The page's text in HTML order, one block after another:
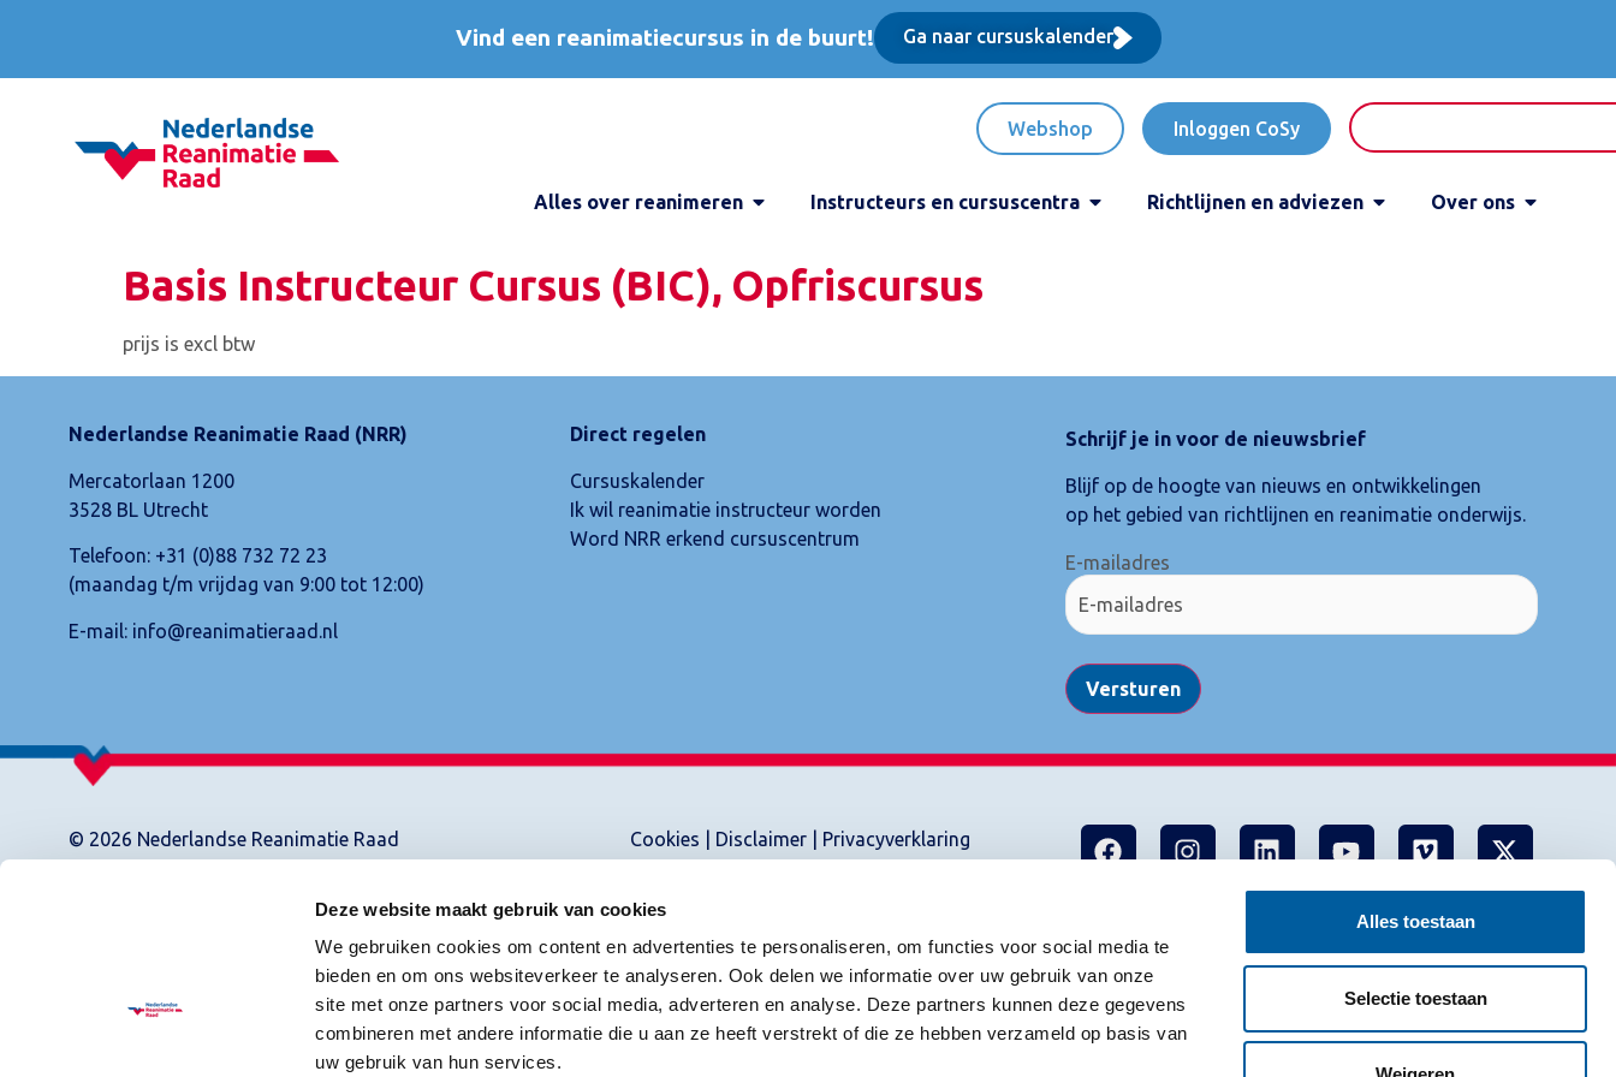
Deze website maakt gebruik van cookies
We gebruiken cookies om content en advertenties te personaliseren, om functies voor social media te
bieden en om ons websiteverkeer te analyseren. Ook delen we informatie over uw gebruik van onze
site met onze partners voor social media, adverteren en analyse. Deze partners kunnen deze gegevens
combineren met andere informatie die u aan ze heeft verstrekt of die ze hebben verzameld op basis van
uw gebruik van hun services.
Alles toestaan
Selectie toestaan
Vind een reanimatiecursus in de buurt! Ga naar cursuskalender
Webshop Inloggen CoSy
Alles over reanimeren Instructeurs en cursuscentra Richtlijnen en adviezen Over ons
Basis Instructeur Cursus (BIC), Opfriscursus
prijs is excl btw
Nederlandse Reanimatie Raad (NRR)
Mercatorlaan 1200
3528 BL Utrecht
Telefoon: +31 (0)88 732 72 23
(maandag t/m vrijdag van 9:00 tot 12:00)
E-mail: info@reanimatieraad.nl
Direct regelen
Cursuskalender
Ik wil reanimatie instructeur worden
Word NRR erkend cursuscentrum
Schrijf je in voor de nieuwsbrief
Blijf op de hoogte van nieuws en ontwikkelingen
op het gebied van richtlijnen en reanimatie onderwijs.
E-mailadres
Versturen
© 2026 Nederlandse Reanimatie Raad Cookies Disclaimer Privacyverklaring